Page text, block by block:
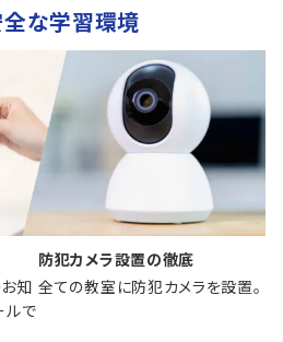
な学習環境
知
ルで
防犯カメラ設置の徹底
全ての教室に防犯カメラを設置。